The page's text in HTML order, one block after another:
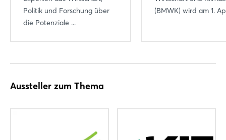
Politik und Forschung über
die Potenziale ...
(BMWK) wird am 1.
Aussteller zum Thema